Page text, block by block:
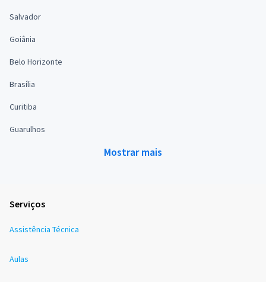
Salvador
Goiânia
Belo Horizonte
Brasília
Curitiba
Guarulhos
Mostrar mais
Serviços
Assistência Técnica
Aulas